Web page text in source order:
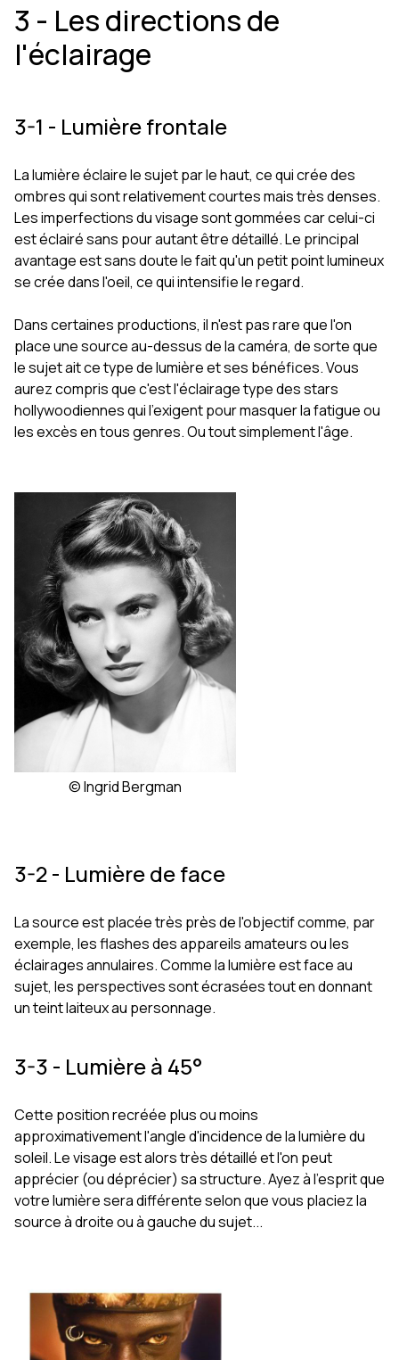
3 - Les directions de
l'éclairage
3-1 - Lumière frontale
La lumière éclaire le sujet par le haut, ce qui crée des
ombres qui sont relativement courtes mais très denses.
Les imperfections du visage sont gommées car celui-ci
est éclairé sans pour autant être détaillé. Le principal
avantage est sans doute le fait qu'un petit point lumineux
se crée dans l'oeil, ce qui intensifie le regard.
Dans certaines productions, il n'est pas rare que l'on
place une source au-dessus de la caméra, de sorte que
le sujet ait ce type de lumière et ses bénéfices. Vous
aurez compris que c'est l'éclairage type des stars
hollywoodiennes qui l'exigent pour masquer la fatigue ou
les excès en tous genres. Ou tout simplement l'âge.
© Ingrid Bergman
3-2 - Lumière de face
La source est placée très près de l'objectif comme, par
exemple, les flashes des appareils amateurs ou les
éclairages annulaires. Comme la lumière est face au
sujet, les perspectives sont écrasées tout en donnant
un teint laiteux au personnage.
3-3 - Lumière à 45°
Cette position recréée plus ou moins
approximativement l'angle d'incidence de la lumière du
soleil. Le visage est alors très détaillé et l'on peut
apprécier (ou déprécier) sa structure. Ayez à l'esprit que
votre lumière sera différente selon que vous placiez la
source à droite ou à gauche du sujet...